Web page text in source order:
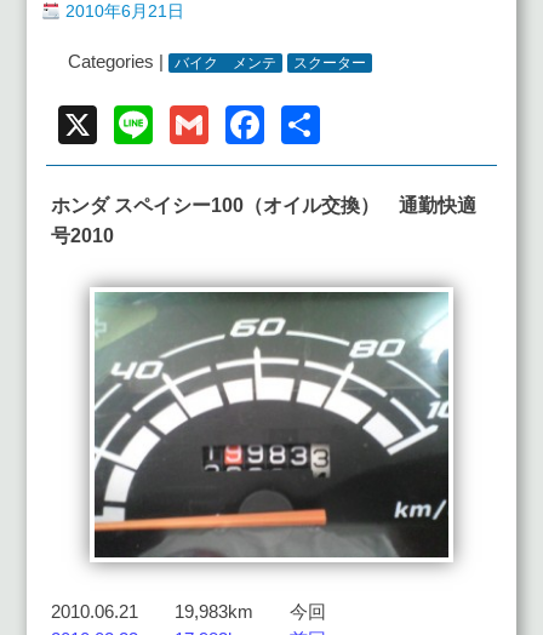
2010年6月21日
Categories | バイク メンテ スクーター
X Line GmailFacebook
有
ホンダ スペイシー100（オイル交換） 通勤快適
号2010
2010.06.21 19,983km 今回